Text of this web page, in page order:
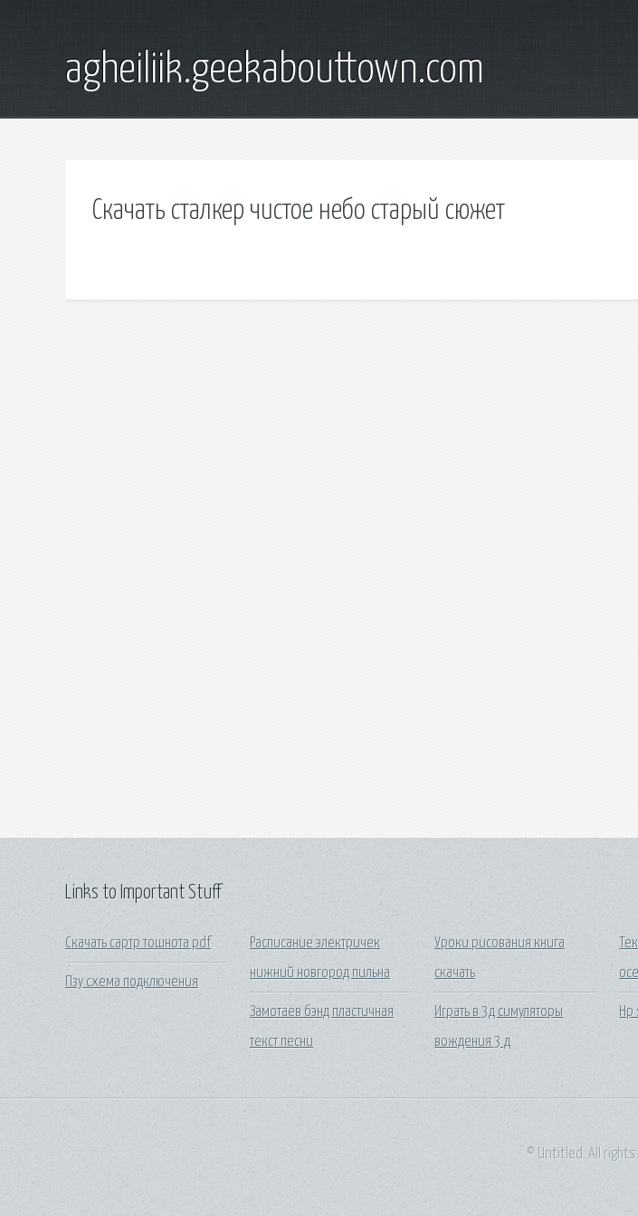
agheiliik.geekabouttown.com
Скачать сталкер чистое небо старый сюжет
Links to Important Stuff
Скачать сартр тошнота pdf
Пзу схема подключения
Расписание электричек
нижний новгород пильна
Замотаев бэнд пластичная
текст песни
Уроки рисования книга
скачать
Играть в 3д симуляторы
вождения 3 д
© Untitled. All rights